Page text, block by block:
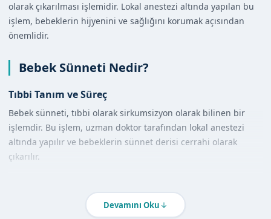
olarak çıkarılması işlemidir. Lokal anestezi altında yapılan bu
işlem, bebeklerin hijyenini ve sağlığını korumak açısından
önemlidir.
Bebek Sünneti Nedir?
Tıbbi Tanım ve Süreç
Bebek sünneti, tıbbi olarak sirkumsizyon olarak bilinen bir
işlemdir. Bu işlem, uzman doktor tarafından lokal anestezi
altında yapılır ve bebeklerin sünnet derisi cerrahi olarak
çıkarılır.
Bebek sünneti, diğer yöntemlere kıyasla daha güvenli ve
hijyeniktir. Uzman doktorumuz, bu işlemi steril ortamda ve
Devamını Oku